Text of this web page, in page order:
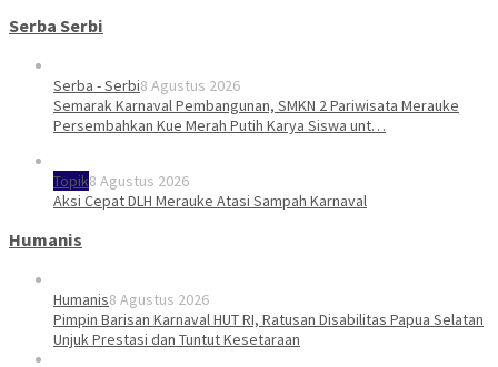
Serba Serbi
Serba - Serbi8 Agustus 2026
Semarak Karnaval Pembangunan, SMKN 2 Pariwisata Merauke
Persembahkan Kue Merah Putih Karya Siswa unt…
Topik8 Agustus 2026
Aksi Cepat DLH Merauke Atasi Sampah Karnaval
Humanis
Humanis8 Agustus 2026
Pimpin Barisan Karnaval HUT RI, Ratusan Disabilitas Papua Selatan
Unjuk Prestasi dan Tuntut Kesetaraan